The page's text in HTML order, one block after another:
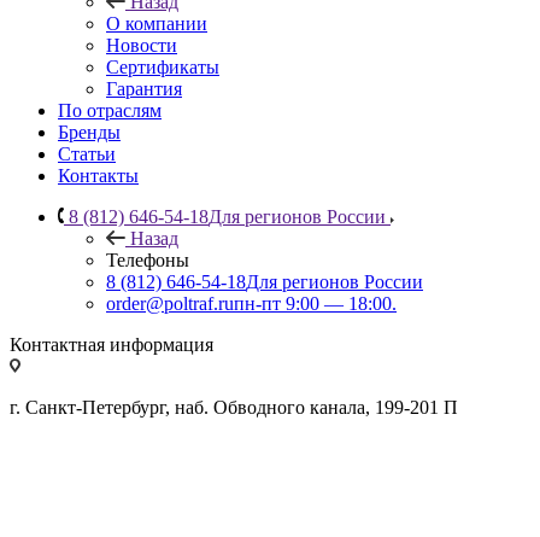
О компании
Новости
Сертификаты
Гарантия
По отраслям
Бренды
Статьи
Контакты
8 (812) 646-54-18Для регионов России
Назад
Телефоны
8 (812) 646-54-18Для регионов России
order@poltraf.ruпн-пт 9:00 — 18:00.
Контактная информация
г. Санкт-Петербург, наб. Обводного канала, 199-201 П